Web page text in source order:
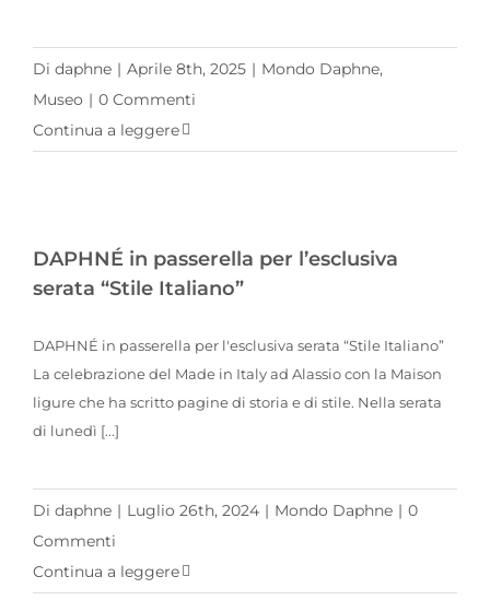
Di daphne | Aprile 8th, 2025 | Mondo Daphne,
Museo | 0 Commenti
Continua a leggere
DAPHNÉ in passerella per l’esclusiva
serata “Stile Italiano”
DAPHNÉ in passerella per l'esclusiva serata “Stile Italiano”
La celebrazione del Made in Italy ad Alassio con la Maison
ligure che ha scritto pagine di storia e di stile. Nella serata
di lunedì [...]
Di daphne | Luglio 26th, 2024 | Mondo Daphne | 0
Commenti
Continua a leggere